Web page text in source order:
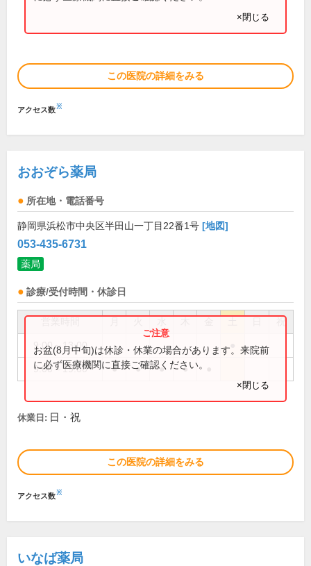
×閉じる
この医院の詳細をみる
アクセス数※
おおぞら薬局
所在地・電話番号
静岡県浜松市中央区半田山一丁目22番1号 [地図]
053-435-6731
薬局
診療/受付時間・休診日
祝
9:00～13:00
9:00～19:00 ● ● ● ●
お盆(8月中旬)は休診・休業の場合があります。来院前
に必ず医療機関に直接ご確認ください。
×閉じる
休業日: 日・祝
この医院の詳細をみる
アクセス数※
いなば薬局